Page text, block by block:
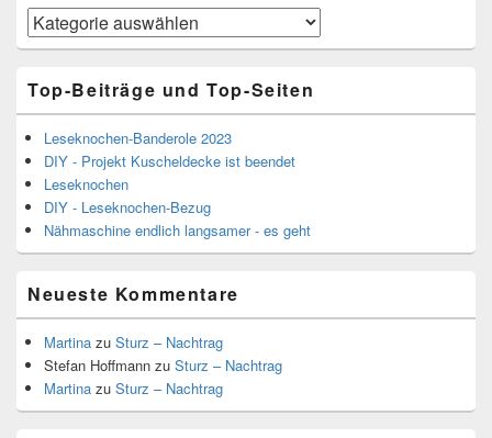
Kategorien
Top-Beiträge und Top-Seiten
Leseknochen-Banderole 2023
DIY - Projekt Kuscheldecke ist beendet
Leseknochen
DIY - Leseknochen-Bezug
Nähmaschine endlich langsamer - es geht
Neueste Kommentare
Martina zu Sturz – Nachtrag
Stefan Hoffmann zu Sturz – Nachtrag
Martina zu Sturz – Nachtrag